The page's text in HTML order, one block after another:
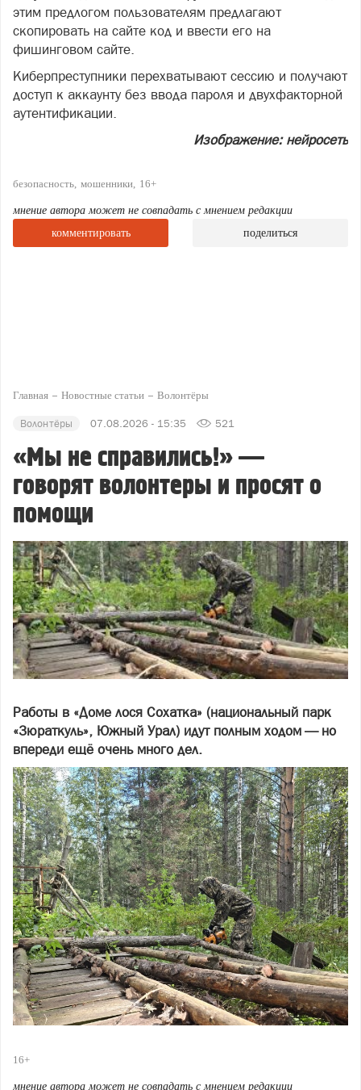
этим предлогом пользователям предлагают
скопировать на сайте код и ввести его на
фишинговом сайте.
Киберпреступники перехватывают сессию и получают
доступ к аккаунту без ввода пароля и двухфакторной
аутентификации.
Изображение: нейросеть
безопасность мошенники 16+
мнение автора может не совпадать с мнением редакции
комментировать
поделиться
Главная Новостные статьи Волонтёры
Волонтёры 07.08.2026 - 15:35 521
«Мы не справились!» —
говорят волонтеры и просят о
помощи
Работы в «Доме лося Сохатка» (национальный парк
«Зюраткуль», Южный Урал) идут полным ходом — но
впереди ещё очень много дел.
16+
мнение автора может не совпадать с мнением редакции